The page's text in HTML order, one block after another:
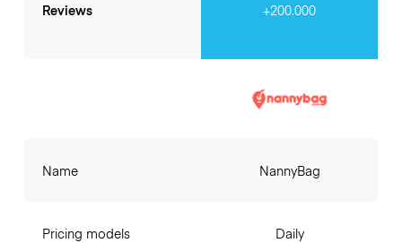
Reviews +200.000
Name
Pricing models
NannyBag
Daily